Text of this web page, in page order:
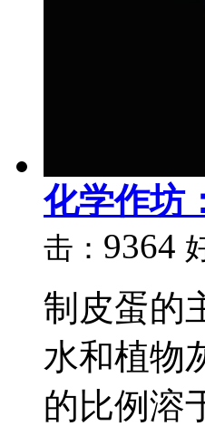
化学作坊
击： 9364
制皮蛋的
水和植物
的比例溶